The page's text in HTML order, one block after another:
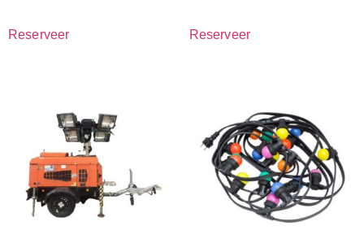
Reserveer Reserveer